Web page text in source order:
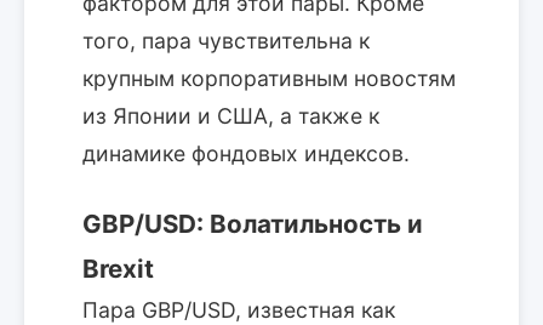
того, пара чувствительна к
крупным корпоративным новостям
из Японии и США, а также к
динамике фондовых индексов.
GBP/USD: Волатильность и
Brexit
Пара GBP/USD, известная как